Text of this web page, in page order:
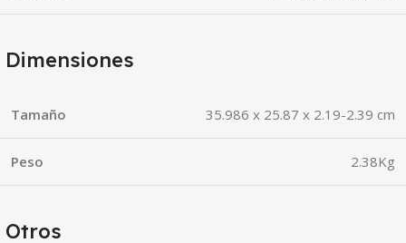
Dimensiones
Tamaño 35.986 x 25.87 x 2.19-2.39 cm
Peso 2.38Kg
Otros